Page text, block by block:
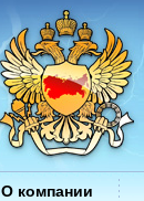
О компании